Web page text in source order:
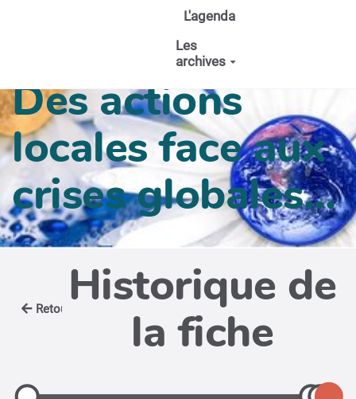
L'agenda
Les
archives
Des actions
locales face aux
crises globales...
Retour Historique de
la fiche